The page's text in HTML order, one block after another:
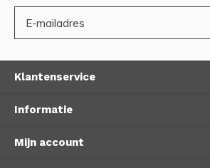
Klantenservice
Informatie
Mijn account